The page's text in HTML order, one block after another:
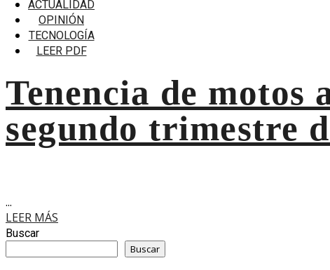
ACTUALIDAD
OPINIÓN
TECNOLOGÍA
LEER PDF
Tenencia de motos alcanza su máximo histórico en el
Tenencia de motos
segundo trimestre
...
LEER MÁS
Buscar
Buscar